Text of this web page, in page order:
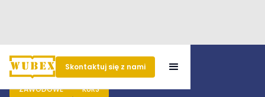
Skontaktuj się z nami
ZAWODOWE KURS